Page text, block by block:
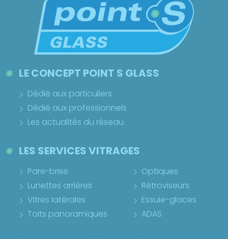
LE CONCEPT POINT S GLASS
Dédié aux particuliers
Dédié aux professionnels
Les actualités du réseau
LES SERVICES VITRAGES
Pare-brise
Lunettes arrières
Vitres latérales
Toits panoramiques
Optiques
Rétroviseurs
Essuie-glaces
ADAS